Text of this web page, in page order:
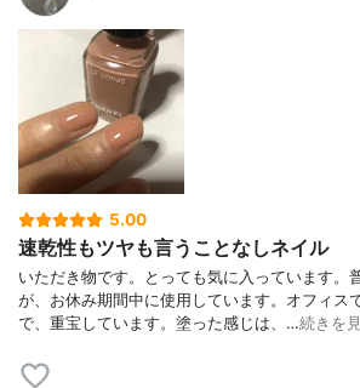
5.00
速乾性もツヤも言うことなしネイル
いただき物です。とっても気に入っています。
が、お休み期間中に使用しています。オフィス
で、重宝しています。塗った感じは、…続きを